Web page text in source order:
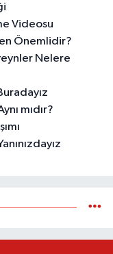
Videosu
Önemlidir?
Nelere
mıdır?